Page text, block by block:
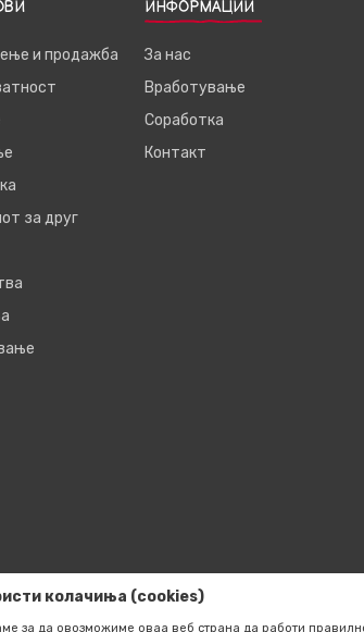
и продажба
за друг
ИНФОРМАЦИИ
За нас
Вработување
Соработка
Контакт
колачиња (cookies)
за да овозможиме оваа веб страна да работи